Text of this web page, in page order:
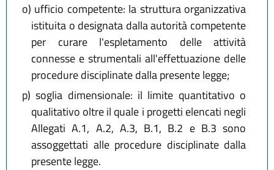
o) ufficio competente: la struttura organizzativa
istituita o designata dalla autorità competente
per curare l'espletamento delle attività
connesse e strumentali all'effettuazione delle
procedure disciplinate dalla presente legge;
p) soglia dimensionale: il limite quantitativo o
qualitativo oltre il quale i progetti elencati negli
Allegati A.1, A.2, A.3, B.1, B.2 e B.3 sono
assoggettati alle procedure disciplinate dalla
presente legge.